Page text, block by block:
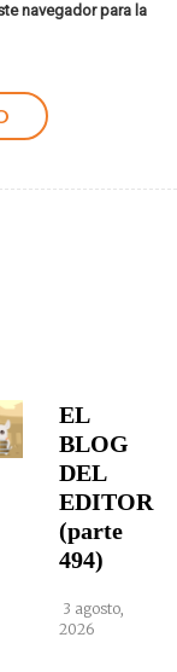
navegador para la
EL
BLOG
DEL
EDITOR
(parte
494)
3 agosto,
2026